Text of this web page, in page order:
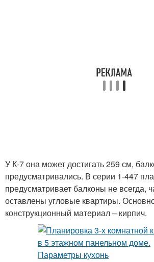
У К-7 она может достигать 259 см,
предусматривались. В серии 1-447
предусматривает балконы не всегда,
оставлены угловые квартиры.
конструкционный материал – кирпич.